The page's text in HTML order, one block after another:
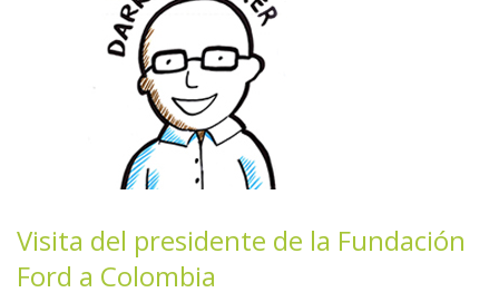
Visita del presidente de la Fundación
Ford a Colombia